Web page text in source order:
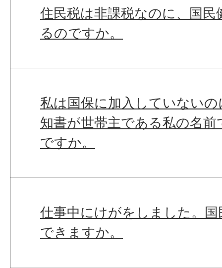
住民税は非課税なのに、国民
るのですか。
私は国保に加入していない
知書が世帯主である私の名
ですか。
仕事中にけがをしました。
できますか。